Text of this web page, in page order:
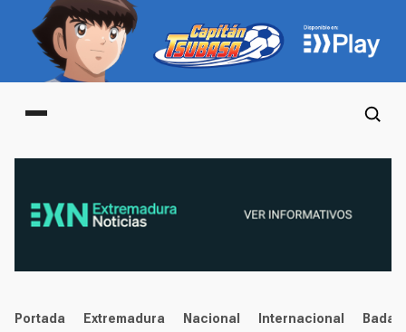
Main menu
noticias
Portada Extremadura Nacional Internacional